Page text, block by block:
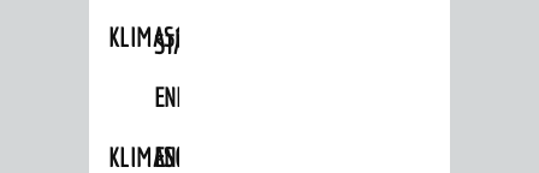
KLIMASCHUTZMASSNAHMEN
STÄDTISCHES
ENERGIEMANAGEMENT
KLIMASCHUTZKOMMISSION
ENERGIEKARAWANE